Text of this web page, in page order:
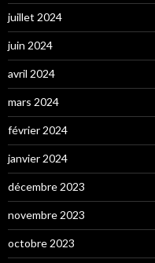
juillet 2024
juin 2024
avril 2024
mars 2024
février 2024
janvier 2024
décembre 2023
novembre 2023
octobre 2023